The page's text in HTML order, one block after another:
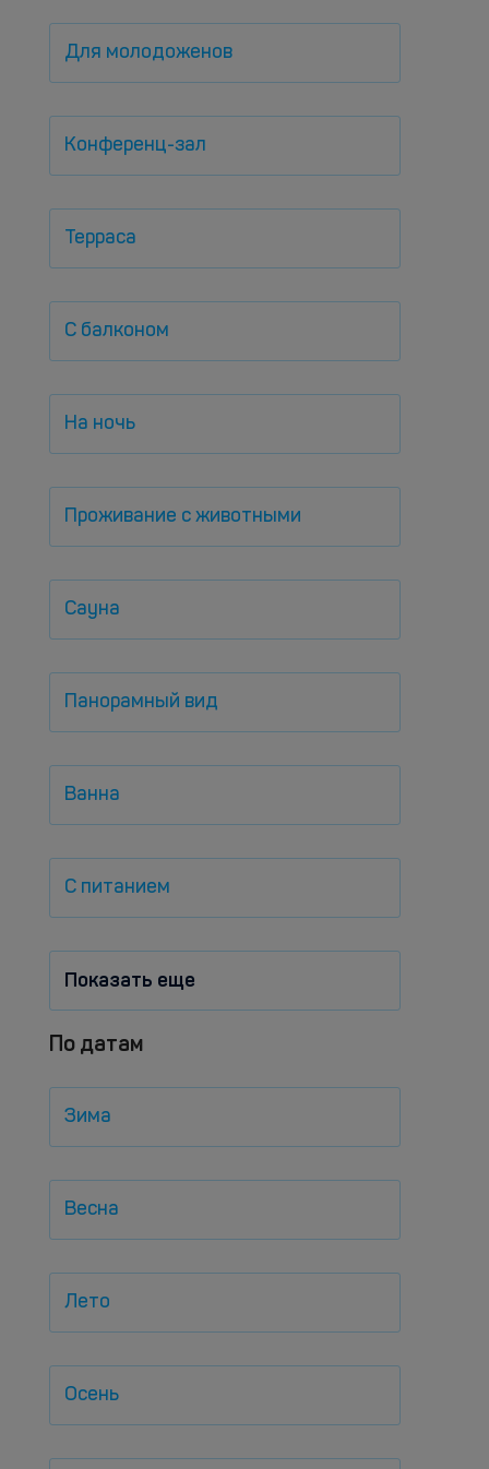
Для молодоженов
Конференц-зал
Терраса
С балконом
На ночь
Проживание с животными
Сауна
Панорамный вид
Ванна
С питанием
Показать еще
По датам
Зима
Весна
Лето
Осень